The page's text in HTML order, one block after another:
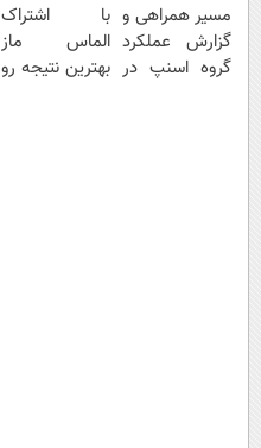
مسیر همراهی و
گزارش عملکرد
گروه اسنپ در
با اشتراک
الماس ماز
بهترین نتیجه رو